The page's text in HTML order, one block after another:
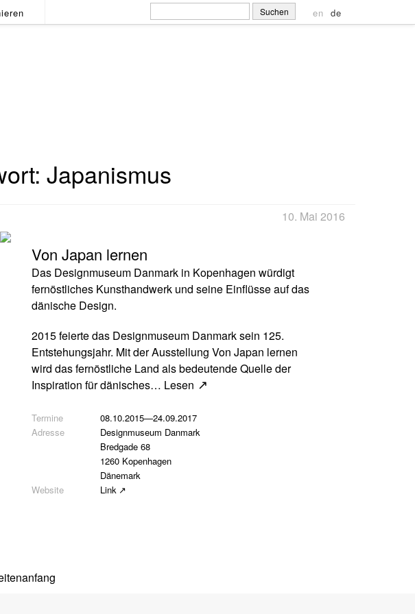
en de
Suchen
nach:
Japanismus
10. Mai 2016
Von Japan lernen
Das Designmuseum Danmark in Kopenhagen würdigt
fernöstliches Kunsthandwerk und seine Einflüsse auf das
dänische Design.
2015 feierte das Designmuseum Danmark sein 125.
Entstehungsjahr. Mit der Ausstellung Von Japan lernen
wird das fernöstliche Land als bedeutende Quelle der
Inspiration für dänisches… Lesen
08.10.2015—24.09.2017
Designmuseum Danmark
Bredgade 68
1260 Kopenhagen
Dänemark
Link